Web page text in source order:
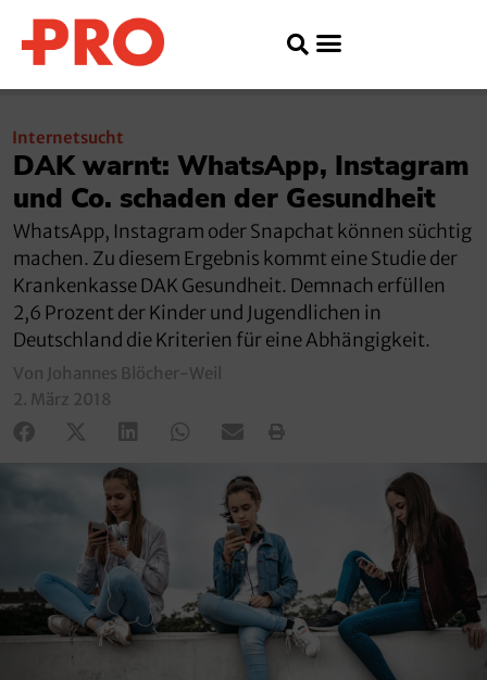
Internetsucht
DAK warnt: WhatsApp, Instagram
und Co. schaden der Gesundheit
WhatsApp, Instagram oder Snapchat können süchtig
machen. Zu diesem Ergebnis kommt eine Studie der
Krankenkasse DAK Gesundheit. Demnach erfüllen
2,6 Prozent der Kinder und Jugendlichen in
Deutschland die Kriterien für eine Abhängigkeit.
Von Johannes Blöcher-Weil
2. März 2018